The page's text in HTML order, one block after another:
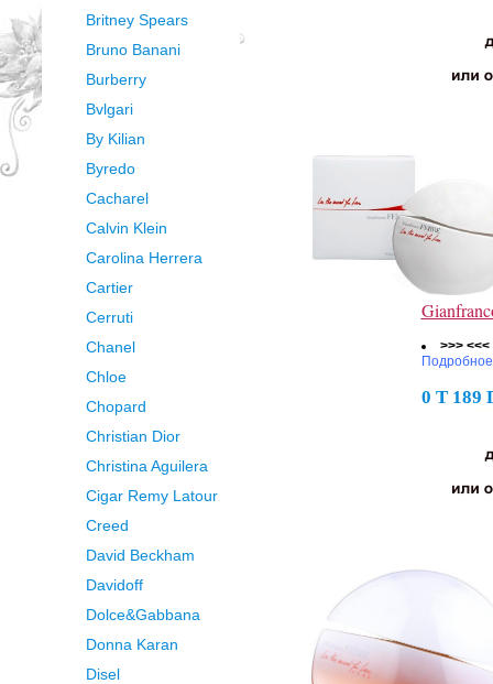
Britney Spears
Bruno Banani
Burberry
Bvlgari
By Kilian
Byredo
Cacharel
Calvin Klein
Carolina Herrera
Cartier
Cerruti
Chanel
Chloe
Chopard
Christian Dior
Christina Aguilera
Cigar Remy Latour
Creed
David Beckham
Davidoff
Dolce&Gabbana
Donna Karan
Disel
>>> <<<
0 Т 189